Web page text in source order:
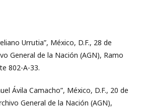
Urrutia”, México, D.F., 28 de
General de la Nación (AGN), Ramo
802-A-33.
Ávila Camacho”, México, D.F., 20 de
General de la Nación (AGN),